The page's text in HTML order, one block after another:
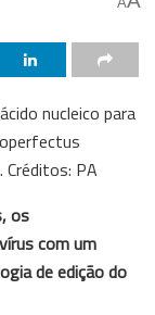
nucleico para
Créditos: PA
os
com um
de edição do